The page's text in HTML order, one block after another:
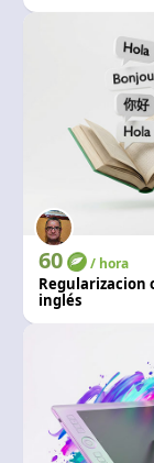
60 / hora
Regularizacion
inglés